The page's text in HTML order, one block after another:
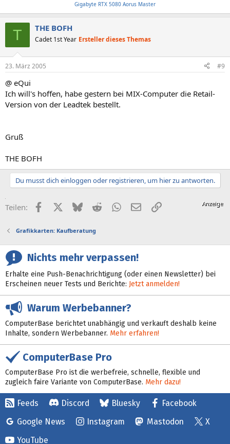
Gigabyte RTX 5080 Aorus Master
T THE BOFH
Cadet 1st Year Ersteller dieses Themas
23. März 2005 #9
@ eQui
Ich will's hoffen, habe gestern bei MIX-Computer die Retail-
Version von der Leadtek bestellt.
Gruß
THE BOFH
Du musst dich einloggen oder registrieren, um hier zu antworten.
Teilen: FacebookX (Twitter)
BlueskyRedditWhatsApp
E-MailLink
Grafikkarten: Kaufberatung
Nichts mehr verpassen!
Erhalte eine Push-Benachrichtigung (oder einen Newsletter) bei
Erscheinen neuer Tests und Berichte: Jetzt anmelden!
Warum Werbebanner?
ComputerBase berichtet unabhängig und verkauft deshalb keine
Inhalte, sondern Werbebanner. Mehr erfahren!
ComputerBase Pro
ComputerBase Pro ist die werbefreie, schnelle, flexible und
zugleich faire Variante von ComputerBase. Mehr dazu!
Feeds Discord Bluesky
Facebook
Google News
Instagram Mastodon
X
YouTube